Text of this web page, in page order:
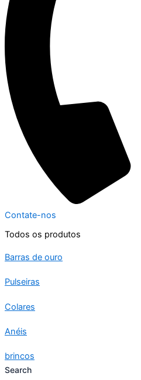
Contate-nos
Todos os produtos
Barras de ouro
Pulseiras
Colares
Anéis
brincos
Search